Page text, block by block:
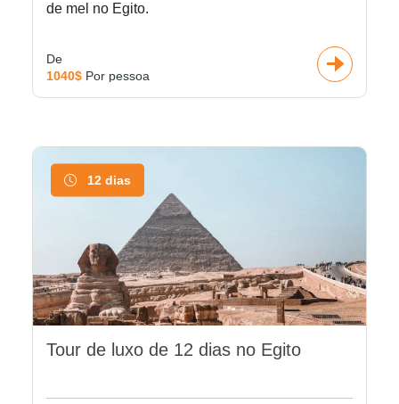
de mel no Egito.
De
1040$ Por pessoa
12 dias
Tour de luxo de 12 dias no Egito